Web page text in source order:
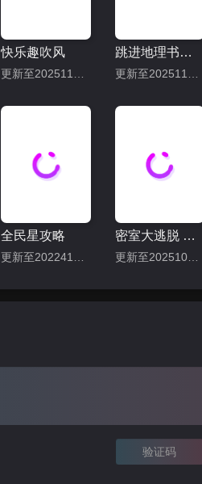
快乐趣吹风 跳进地理书的旅行2025·甘肃篇
全民星攻略 密室大逃脱 第七季
更新至20251001期